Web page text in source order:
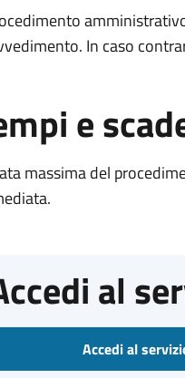
In caso
e
massima del
al
Accedi al